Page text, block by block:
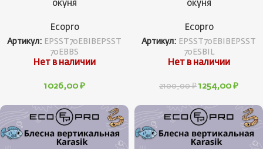
окуня
Ecopro
Артикул: EPSST70EBIBEPSST
70EBBS
Нет в наличии
1026,00 ₽
окуня
Ecopro
Артикул: EPSST70EBIBEPSST
70ESBIL
Нет в наличии
2100,00₽ 1254,00 ₽